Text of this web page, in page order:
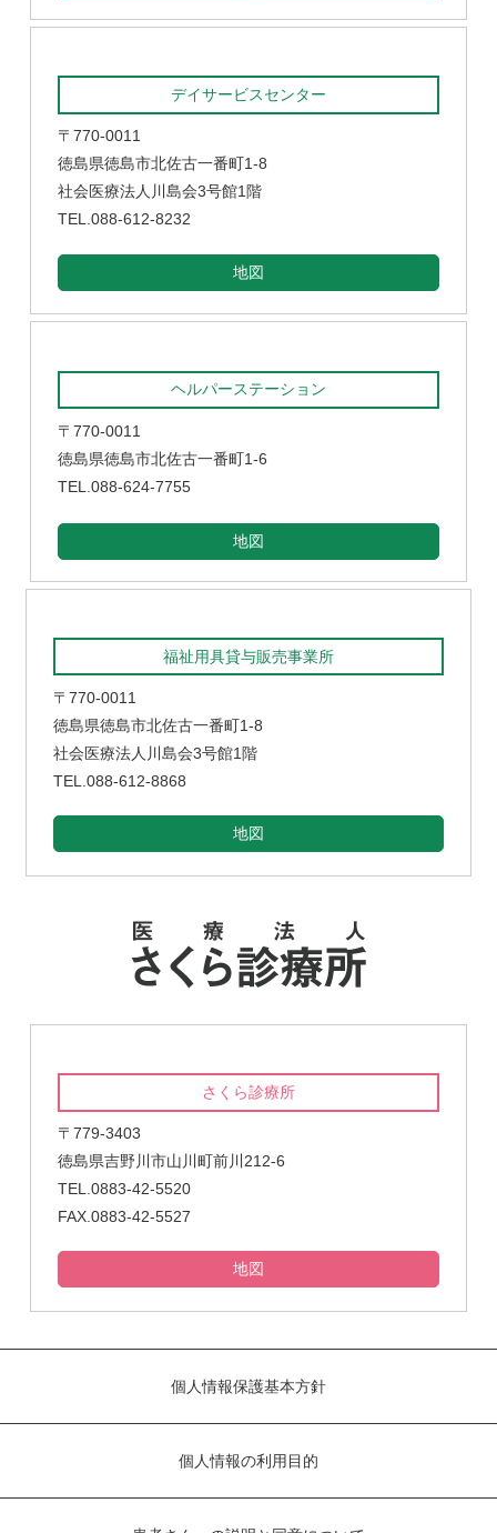
デイサービスセンター
〒770-0011
徳島県徳島市北佐古一番町1-8
社会医療法人川島会3号館1階
TEL.088-612-8232
地図
ヘルパーステーション
〒770-0011
徳島県徳島市北佐古一番町1-6
TEL.088-624-7755
地図
福祉用具貸与販売事業所
〒770-0011
徳島県徳島市北佐古一番町1-8
社会医療法人川島会3号館1階
TEL.088-612-8868
地図
さくら診療所
〒779-3403
徳島県吉野川市山川町前川212-6
TEL.0883-42-5520
FAX.0883-42-5527
地図
個人情報保護基本方針
個人情報の利用目的